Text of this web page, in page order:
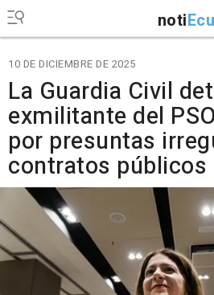
noti
10 DE DICIEMBRE DE 2025
La Guardia Civil
exmilitante del
por presuntas
contratos públicos